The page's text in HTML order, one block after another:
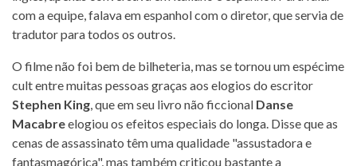
com a equipe, falava em espanhol com o diretor, que servia de
tradutor para todos os outros.
O filme não foi bem de bilheteria, mas se tornou um espécime
cult entre muitas pessoas graças aos elogios do escritor
Stephen King , que em seu livro não ficcional Danse
Macabreelogiou os efeitos especiais do longa. Disse que as
cenas de assassinato têm uma qualidade "assustadora e
fantasmagórica", mas também criticou bastante a